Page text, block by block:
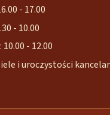
- 17.00
- 10.00
- 12.00
i uroczystości